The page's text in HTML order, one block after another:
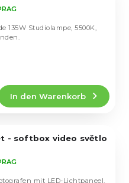
In den Warenkorb
135W Studiolampe, 5500K,
- softbox video světlo
mit LED-Lichtpaneel,